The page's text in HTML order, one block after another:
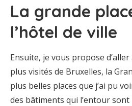
La grande
l’hôtel de ville
Ensuite, je vous propose
plus visités de Bruxelles, la
plus belles places que j’ai pu
des bâtiments qui l’entour sont